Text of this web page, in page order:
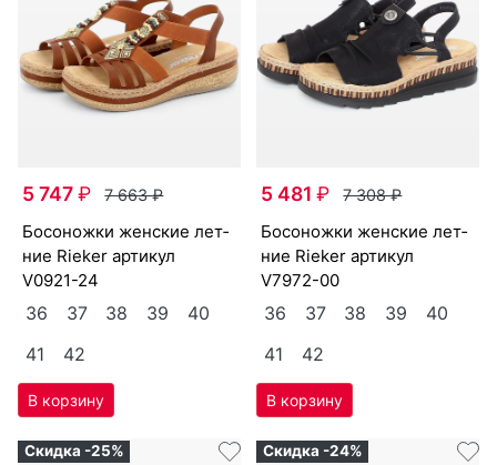
5 747₽ 7 663₽
бо­сонож­ки женс­кие лет­
ние Ri­eker артикул
V0921-24
36 37 38 39
40
41
42
5 481₽ 7 308₽
бо­сонож­ки женс­кие лет­
ние Ri­eker артикул
V7972-00
36 37 38 39
40
41
42
Скидка -25% Скидка -24%